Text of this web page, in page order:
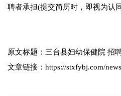
聘者承担(提交简历时，即视为认
原文标题：三台县妇幼保健院 招
文章链接：https://stxfybj.com/